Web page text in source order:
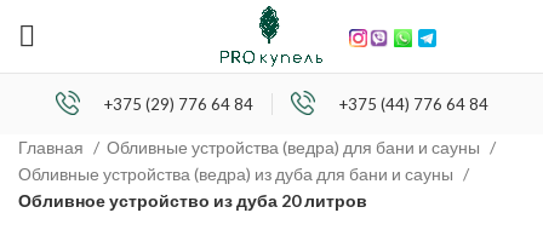
+375 (29) 776 64 84 +375 (44) 776 64 84
Главная
Обливные устройства (ведра) для бани и сауны
Обливные устройства (ведра) из дуба для бани и сауны
Обливное устройство из дуба 20 литров